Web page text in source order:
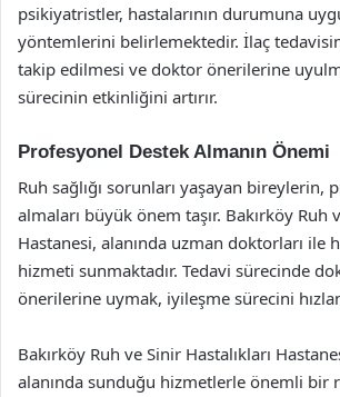
psikiyatristler, hastalarının durumuna
yöntemlerini belirlemektedir. İlaç
takip edilmesi ve doktor önerilerine
sürecinin etkinliğini artırır.
Profesyonel Destek Almanın Önemi
Ruh sağlığı sorunları yaşayan bireylerin,
almaları büyük önem taşır. Bakırköy Ruh
Hastanesi, alanında uzman doktorları ile
hizmeti sunmaktadır. Tedavi sürecinde
önerilerine uymak, iyileşme sürecini
Bakırköy Ruh ve Sinir Hastalıkları
alanında sunduğu hizmetlerle önemli bir